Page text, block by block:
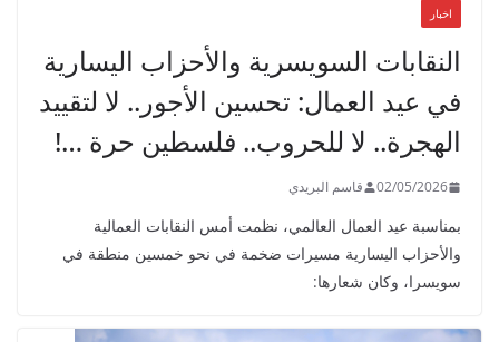
اخبار
النقابات السويسرية والأحزاب اليسارية
في عيد العمال: تحسين الأجور.. لا لتقييد
الهجرة.. لا للحروب.. فلسطين حرة …!
02/05/2026 قاسم البريدي
بمناسبة عيد العمال العالمي، نظمت أمس النقابات العمالية
والأحزاب اليسارية مسيرات ضخمة في نحو خمسين منطقة في
سويسرا، وكان شعارها: